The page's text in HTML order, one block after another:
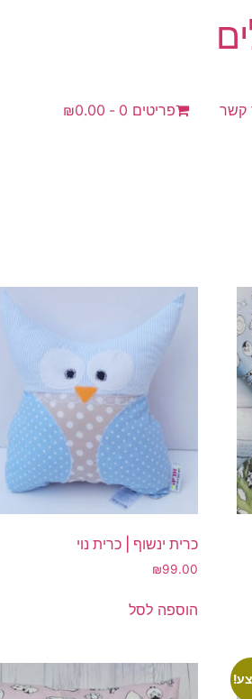
קשר פריטים 0 ₪0.00
כרית ינשוף | כרית נוי
₪99.00
הוספה לסל